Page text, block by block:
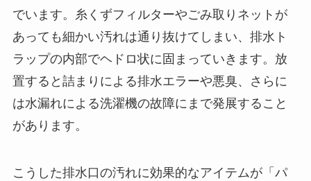
でいます。糸くずフィルターやごみ取りネットが
あっても細かい汚れは通り抜けてしまい、排水ト
ラップの内部でヘドロ状に固まっていきます。放
置すると詰まりによる排水エラーや悪臭、さらに
は水漏れによる洗濯機の故障にまで発展すること
があります。
こうした排水口の汚れに効果的なアイテムが「パ